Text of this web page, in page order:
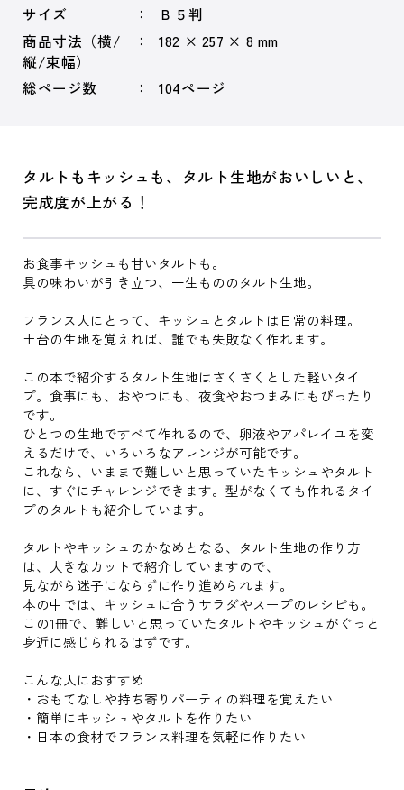
サイズ
Ｂ５判
商品寸法（横/
縦/束幅）
182 × 257 × 8 mm
総ページ数 104ページ
タルトもキッシュも、タルト生地がおいしいと、
完成度が上がる！
お食事キッシュも甘いタルトも。
具の味わいが引き立つ、一生もののタルト生地。
フランス人にとって、キッシュとタルトは日常の料理。
土台の生地を覚えれば、誰でも失敗なく作れます。
この本で紹介するタルト生地はさくさくとした軽いタイ
プ。食事にも、おやつにも、夜食やおつまみにもぴったり
です。
ひとつの生地ですべて作れるので、卵液やアパレイユを変
えるだけで、いろいろなアレンジが可能です。
これなら、いままで難しいと思っていたキッシュやタルト
に、すぐにチャレンジできます。型がなくても作れるタイ
プのタルトも紹介しています。
タルトやキッシュのかなめとなる、タルト生地の作り方
は、大きなカットで紹介していますので、
見ながら迷子にならずに作り進められます。
本の中では、キッシュに合うサラダやスープのレシピも。
この1冊で、難しいと思っていたタルトやキッシュがぐっと
身近に感じられるはずです。
こんな人におすすめ
・おもてなしや持ち寄りパーティの料理を覚えたい
・簡単にキッシュやタルトを作りたい
・日本の食材でフランス料理を気軽に作りたい